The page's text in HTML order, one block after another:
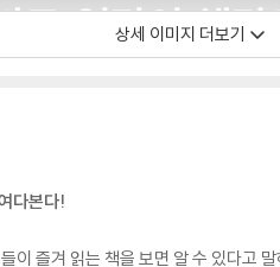
상세 이미지 더보기
다본다!
즐겨 읽는 책을 보면 알 수 있다고